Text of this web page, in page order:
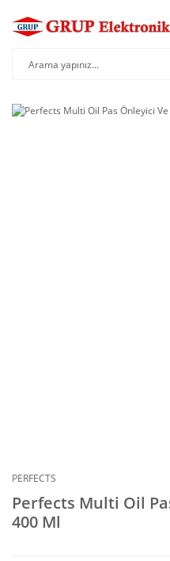
PERFECTS
Perfects Multi Oil
400 Ml